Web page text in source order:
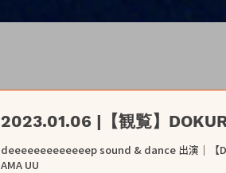
2023.01.06 |【観覧】
deeeeeeeeeeeeep sound & dance 出演｜【
AMA UU